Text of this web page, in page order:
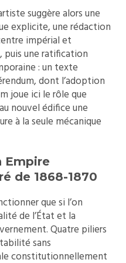
suggère alors une
explicite, une rédaction
impérial et
une ratification
: un texte
dont l’adoption
joue ici le rôle que
nouvel édifice une
à la seule mécanique
Empire
de 1868-1870
que si l’on
de l’État et la
Quatre piliers
sans
constitutionnellement